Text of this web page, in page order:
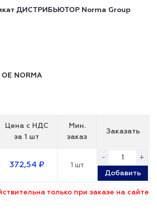
ДИСТРИБЬЮТОР Norma Group
ОЕ NORMA
Цена с НДС
за 1 шт
Мин.
заказ
Заказать
372,54 ₽ 1 шт
- +
Добавить
только при заказе на сайте